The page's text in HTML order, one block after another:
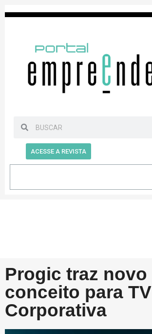
ACESSE A REVISTA
Progic traz novo
conceito para TV
Corporativa